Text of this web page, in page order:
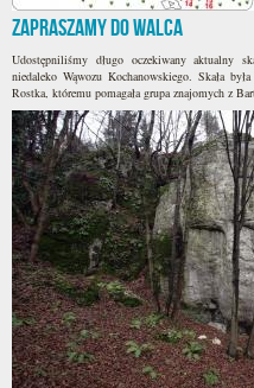
Zapraszamy do Walca
Udostępniliśmy długo oczekiwany aktualny
niedaleko Wąwozu Kochanowskiego. Skała
Rostka, któremu pomagała grupa znajomych z